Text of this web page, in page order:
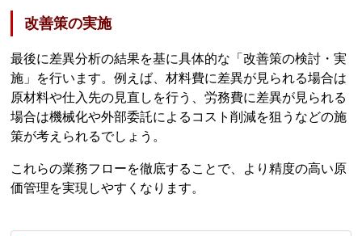
改善策の実施
最後に差異分析の結果を基に具体的な「改善策の検討・実
施」を行います。例えば、材料費に差異が見られる場合は
原材料や仕入先の見直しを行う、労務費に差異が見られる
場合は機械化や外部委託によるコスト削減を狙うなどの施
策が考えられるでしょう。
これらの業務フローを徹底することで、より精度の高い原
価管理を実現しやすくなります。